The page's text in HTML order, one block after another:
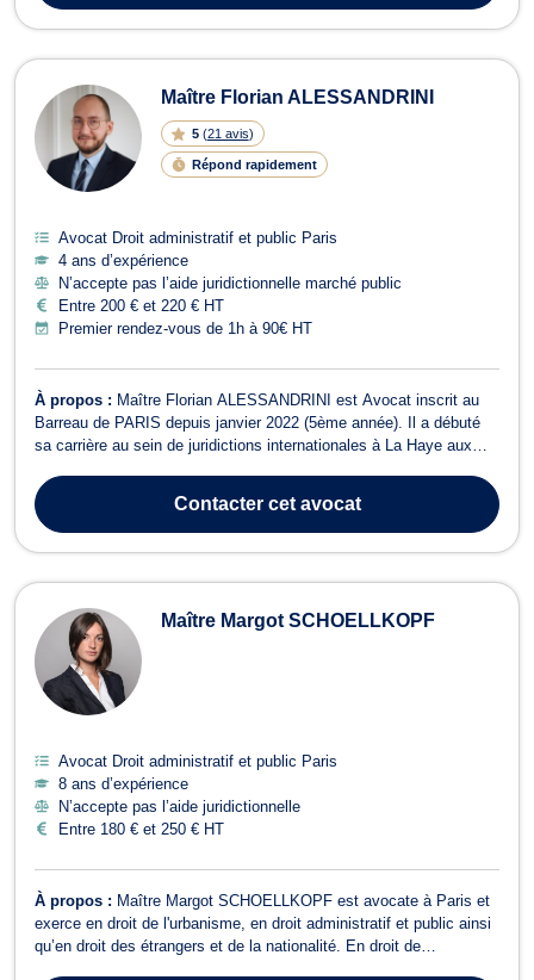
Maître Florian ALESSANDRINI
5 (21 avis)
Répond rapidement
Avocat Droit administratif et public Paris
4 ans d’expérience
N’accepte pas l’aide juridictionnelle marché public
Entre 200 € et 220 € HT
Premier rendez-vous de 1h à 90€ HT
À propos : Maître Florian ALESSANDRINI est Avocat inscrit au
Barreau de PARIS depuis janvier 2022 (5ème année). Il a débuté
sa carrière au sein de juridictions internationales à La Haye aux
internationale de Justice. Sa formation d’avocat l’a ensuite conduit
à privilégi...
Contactercet avocat
Maître Margot SCHOELLKOPF
Avocat Droit administratif et public Paris
8 ans d’expérience
N’accepte pas l’aide juridictionnelle
Entre 180 € et 250 € HT
À propos : Maître Margot SCHOELLKOPF est avocate à Paris et
exerce en droit de l'urbanisme, en droit administratif et public ainsi
qu’en droit des étrangers et de la nationalité. En droit de